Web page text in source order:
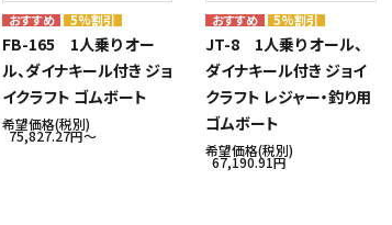
5%割引
FB-165 1人乗り オー
ル、ダイナキール付き ジョ
イクラフト ゴムボート
希望価格(税別)
75,827.27円〜
5%割引
JT-8 1人乗り オール、
ダイナキール付き ジョイ
クラフト レジャー・釣り用
ゴムボート
希望価格(税別)
67,190.91円